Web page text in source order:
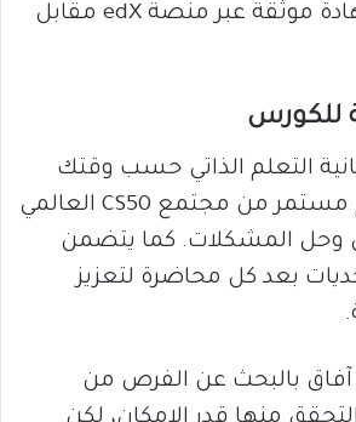
الحصول على شهادة موثقة عبر منصة edX مقابل
للكورس
التعلم الذاتي حسب وقتك
وجدولك، مع دعم مستمر من مجتمع CS50 العالمي
وحل المشكلات. كما يتضمن
بعد كل محاضرة لتعزيز
آفاق بالبحث عن الفرص من